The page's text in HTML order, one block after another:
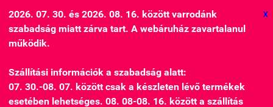
2026. 07. 30. és 2026. 08. 16. között varrodánk
szabadság miatt zárva tart. A webáruház zavartalanul
működik.
Szállítási információk a szabadság alatt:
07. 30.-08. 07. között csak a készleten lévő termékek
esetében lehetséges. 08. 08-08. 16. között a szállítás
X